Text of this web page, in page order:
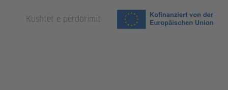
Kushtet e përdorimit